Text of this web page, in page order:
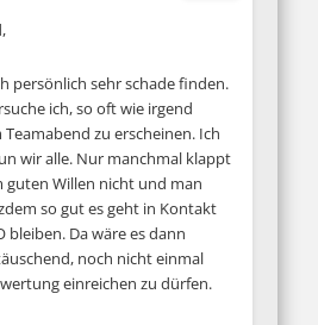
persönlich sehr schade finden.
ich, so oft wie irgend
zu erscheinen. Ich
wir alle. Nur manchmal klappt
guten Willen nicht und man
so gut es geht in Kontakt
bleiben. Da wäre es dann
noch nicht einmal
einreichen zu dürfen.